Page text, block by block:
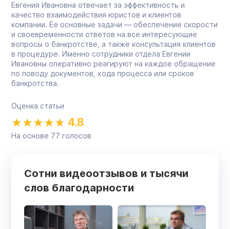
Евгения Ивановна отвечает за эффективность и
качество взаимодействия юристов и клиентов
компании. Её основные задачи — обеспечение скорости
и своевременности ответов на все интересующие
вопросы о банкротстве, а также консультация клиентов
в процедуре. Именно сотрудники отдела Евгении
Ивановны оперативно реагируют на каждое обращение
по поводу документов, хода процесса или сроков
банкротства.
Оценка статьи
4.8
На основе 77 голосов
Сотни видеоотзывов и тысячи
слов благодарности